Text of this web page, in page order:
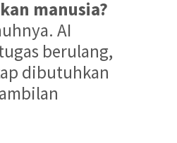
manusia?
AI
berulang,
dibutuhkan